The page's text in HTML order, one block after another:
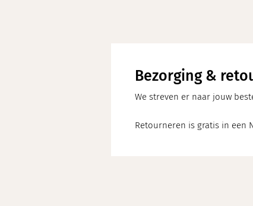
Bezorging &
We streven er naar jouw
Retourneren is gratis in een